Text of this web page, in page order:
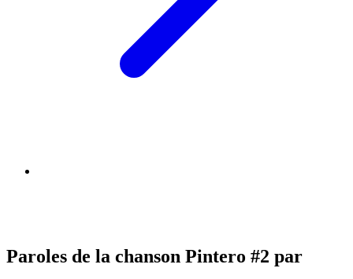
Paroles de la chanson Pintero #2 par